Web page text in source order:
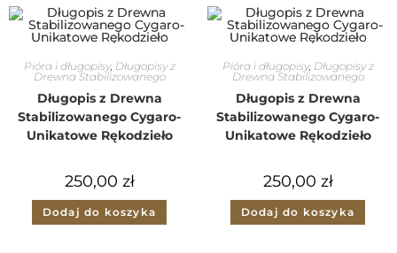
Pióra i długopisy, Długopisy z
Drewna Stabilizowanego
Długopis z Drewna
Stabilizowanego Cygaro-
Unikatowe Rękodzieło
250,00 zł
Dodaj do koszyka
Pióra i długopisy, Długopisy z
Drewna Stabilizowanego
Długopis z Drewna
Stabilizowanego Cygaro-
Unikatowe Rękodzieło
250,00 zł
Dodaj do koszyka